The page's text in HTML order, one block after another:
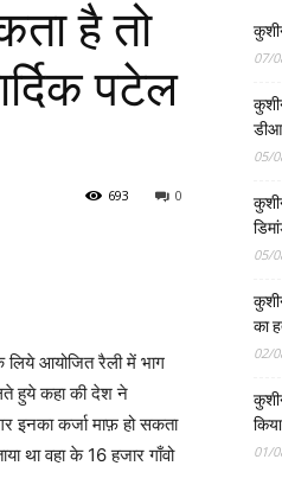
है तो
पटेल
0
693
लिये आयोजित रैली में भाग
हुये कहा की देश ने
इनका कर्जा माफ़ हो सकता
था वहा के 16 हजार गाँवो
07/
05/
05/
का
02/
01/